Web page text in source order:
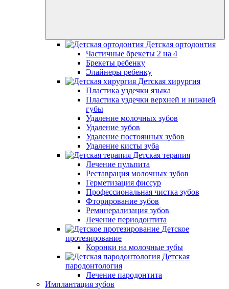
Детская ортодонтия
Частичные брекеты 2 на 4
Брекеты ребенку
Элайнеры ребенку
Детская хирургия
Пластика уздечки языка
Пластика уздечки верхней и нижней
губы
Удаление молочных зубов
Удаление зубов
Удаление постоянных зубов
Удаление кисты зуба
Детская терапия
Лечение пульпита
Реставрация молочных зубов
Герметизация фиссур
Профессиональная чистка зубов
Фторирование зубов
Реминерализация зубов
Лечение периодонтита
Детское
протезирование
Коронки на молочные зубы
Детская
пародонтология
Лечение пародонтита
Имплантация зубов